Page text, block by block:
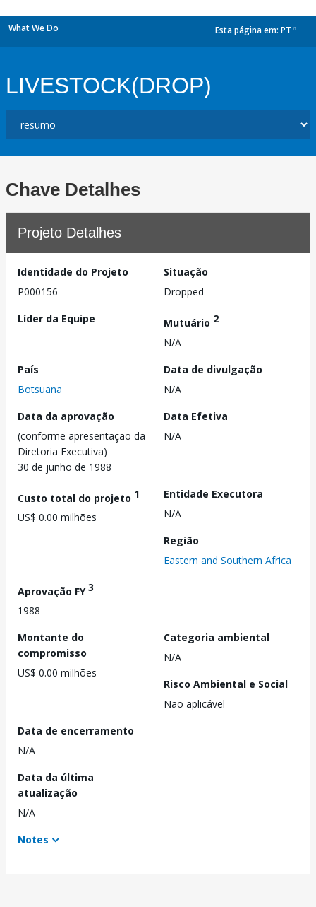
What We Do Esta página em: PT
LIVESTOCK(DROP)
Chave Detalhes
Projeto Detalhes
Identidade do Projeto
P000156
Situação
Dropped
Líder da Equipe
Mutuário 2
N/A
País
Botsuana
Data de divulgação
N/A
Data da aprovação
(conforme apresentação da
Diretoria Executiva)
30 de junho de 1988
Data Efetiva
N/A
Custo total do projeto 1
US$ 0.00 milhões
Entidade Executora
N/A
Região
Eastern and Southern Africa
Aprovação FY3
1988
Montante do
compromisso
US$ 0.00 milhões
Categoria ambiental
N/A
Risco Ambiental e Social
Não aplicável
Data de encerramento
N/A
Data da última
atualização
N/A
Notes